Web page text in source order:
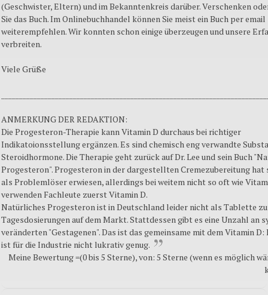
(Geschwister, Eltern) und im Bekanntenkreis darüber. Verschenken
Sie das Buch. Im Onlinebuchhandel können Sie meist ein Buch per email
weiterempfehlen. Wir konnten schon einige überzeugen und unsere
verbreiten.
Viele Grüße
ANMERKUNG DER REDAKTION:
Die Progesteron-Therapie kann Vitamin D durchaus bei richtiger
Indikatoionsstellung ergänzen. Es sind chemisch eng verwandte
Steroidhormone. Die Therapie geht zurück auf Dr. Lee und sein Buch
Progesteron". Progesteron in der dargestellten Cremezubereitung hat
als Problemlöser erwiesen, allerdings bei weitem nicht so oft wie
verwenden Fachleute zuerst Vitamin D.
Natürliches Progesteron ist in Deutschland leider nicht als Tablette
Tagesdosierungen auf dem Markt. Stattdessen gibt es eine Unzahl an
veränderten "Gestagenen". Das ist das gemeinsame mit dem Vitamin
ist für die Industrie nicht lukrativ genug.
Meine Bewertung =(0 bis 5 Sterne), von: 5 Sterne (wenn es möglich